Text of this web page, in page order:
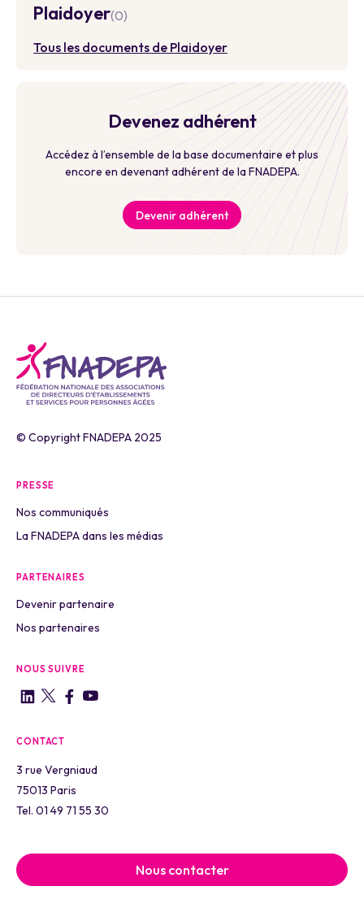
Plaidoyer(0)
Tous les documents de Plaidoyer
Devenez adhérent
Accédez à l’ensemble de la base documentaire et plus
encore en devenant adhérent de la FNADEPA.
Devenir adhérent
© Copyright FNADEPA 2025
PRESSE
Nos communiqués
La FNADEPA dans les médias
PARTENAIRES
Devenir partenaire
Nos partenaires
NOUS SUIVRE
CONTACT
3 rue Vergniaud
75013 Paris
Tel. 01 49 71 55 30
Nous contacter